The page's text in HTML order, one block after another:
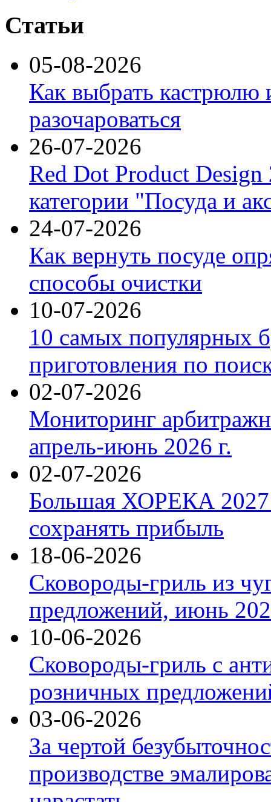
Статьи
05-08-2026
Как выбрать кастрюлю
разочароваться
26-07-2026
Red Dot Product Design
категории "Посуда и
24-07-2026
Как вернуть посуде
способы очистки
10-07-2026
10 самых популярных
приготовления по
02-07-2026
Мониторинг
апрель-июнь 2026 г.
02-07-2026
Большая ХОРЕКА 2027:
сохранять прибыль
18-06-2026
Сковороды-гриль из
предложений, июнь
10-06-2026
Сковороды-гриль с
розничных
03-06-2026
За чертой
производстве